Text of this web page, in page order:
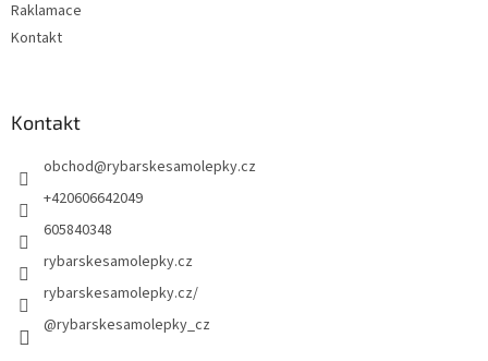
Raklamace
Kontakt
Kontakt
obchod@rybarskesamolepky.cz
+420606642049
605840348
rybarskesamolepky.cz
rybarskesamolepky.cz/
@rybarskesamolepky_cz